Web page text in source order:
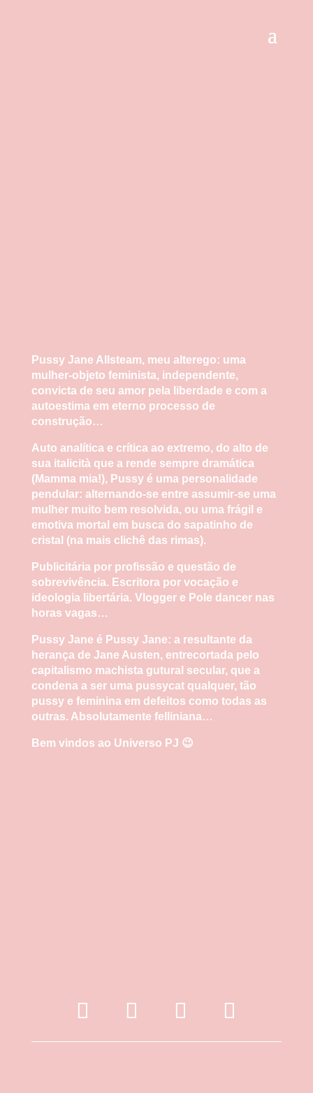
Pussy Jane Allsteam, meu alterego: uma
mulher-objeto feminista, independente,
convicta de seu amor pela liberdade e com a
autoestima em eterno processo de
construção…
Auto analítica e crítica ao extremo, do alto de
sua italicità que a rende sempre dramática
(Mamma mia!), Pussy é uma personalidade
pendular: alternando-se entre assumir-se uma
mulher muito bem resolvida, ou uma frágil e
emotiva mortal em busca do sapatinho de
cristal (na mais clichê das rimas).
Publicitária por profissão e questão de
sobrevivência. Escritora por vocação e
ideologia libertária. Vlogger e Pole dancer nas
horas vagas…
Pussy Jane é Pussy Jane: a resultante da
herança de Jane Austen, entrecortada pelo
capitalismo machista gutural secular, que a
condena a ser uma pussycat qualquer, tão
pussy e feminina em defeitos como todas as
outras. Absolutamente felliniana…
Bem vindos ao Universo PJ 😉